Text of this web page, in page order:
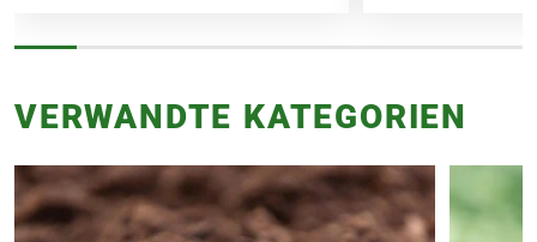
VERWANDTE KATEGORIEN